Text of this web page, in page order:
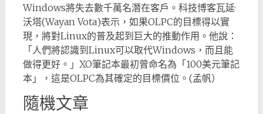
Windows將失去數千萬名潛在客戶。科技博客瓦延·
沃塔(Wayan Vota)表示，如果OLPC的目標得以實
現，將對Linux的普及起到巨大的推動作用。他說：
「人們將認識到Linux可以取代Windows，而且能
做得更好。」XO筆記本最初曾命名為「100美元筆記
本」，這是OLPC為其確定的目標價位。(孟帆）
隨機文章